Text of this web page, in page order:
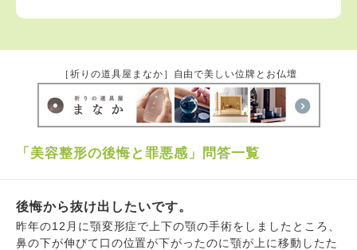
［祈りの道具屋まなか］自由で美しい位牌とお仏壇
「美容整形の後悔と罪悪感」問答一覧
後悔から抜け出したいです。
昨年の12月に顎変形症で上下の顎の手術をしましたところ、
鼻の下が伸びて口の位置が下がったのに顎が上に移動したた